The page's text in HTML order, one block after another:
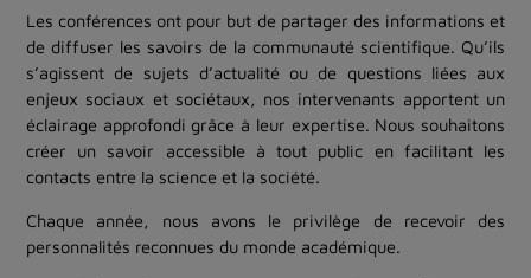
Les conférences ont pour but de partager des informations et
de diffuser les savoirs de la communauté scientifique. Qu’ils
s’agissent de sujets d’actualité ou de questions liées aux
enjeux sociaux et sociétaux, nos intervenants apportent un
éclairage approfondi grâce à leur expertise. Nous souhaitons
créer un savoir accessible à tout public en facilitant les
contacts entre la science et la société.
Chaque année, nous avons le privilège de recevoir des
personnalités reconnues du monde académique.